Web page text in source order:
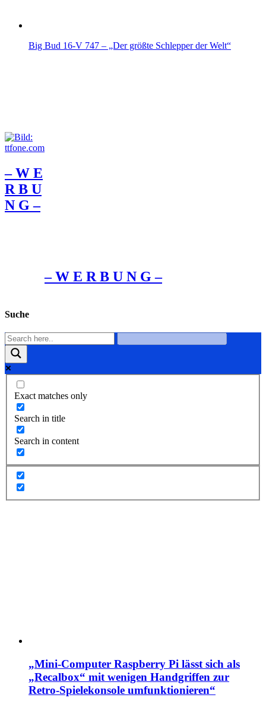
Big Bud 16-V 747 – „Der größte Schlepper der Welt“
– W Ε
R Β U
Ν G –
– W Ε R Β U Ν G –
Suche
Exact matches only
Search in title
Search in content
„Mini-Computer Raspberry Pi lässt sich als
„Recalbox“ mit wenigen Handgriffen zur
Retro-Spielekonsole umfunktionieren“